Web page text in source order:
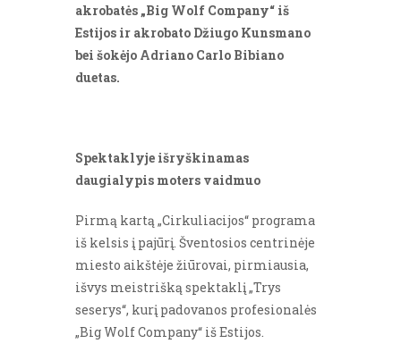
akrobatės „Big Wolf Company“ iš
Estijos ir akrobato Džiugo Kunsmano
bei šokėjo Adriano Carlo Bibiano
duetas.
Spektaklyje išryškinamas
daugialypis moters vaidmuo
Pirmą kartą „Cirkuliacijos“ programa
iš kelsis į pajūrį. Šventosios centrinėje
miesto aikštėje žiūrovai, pirmiausia,
išvys meistrišką spektaklį „Trys
seserys“, kurį padovanos profesionalės
„Big Wolf Company“ iš Estijos.